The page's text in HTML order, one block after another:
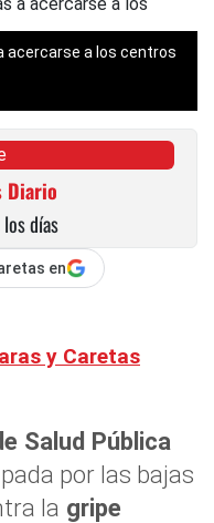
acercarse a los centros
Diario
días
en
y Caretas
Salud Pública
por las bajas
la gripe